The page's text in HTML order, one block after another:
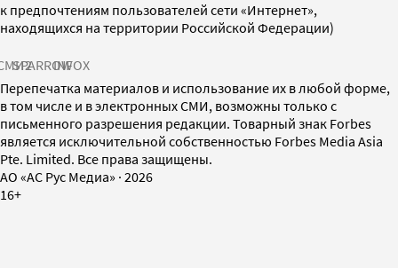
к предпочтениям пользователей сети «Интернет»,
находящихся на территории Российской Федерации)
SPARROWINFOX
Перепечатка материалов и использование их в любой форме,
в том числе и в электронных СМИ, возможны только с
письменного разрешения редакции. Товарный знак Forbes
является исключительной собственностью Forbes Media Asia
Pte. Limited. Все права защищены.
AO «АС Рус Медиа» · 2026
16+